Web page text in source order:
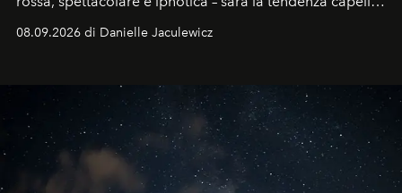
dell'autunno?
08.09.2026 di Danielle Jaculewicz